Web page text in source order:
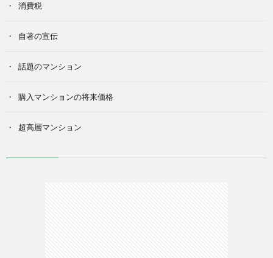
消費税
自著の宣伝
話題のマンション
購入マンションの将来価格
超高層マンション